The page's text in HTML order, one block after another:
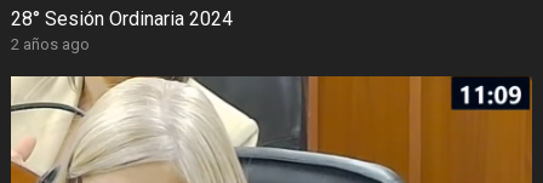
28° Sesión Ordinaria 2024
2 años ago